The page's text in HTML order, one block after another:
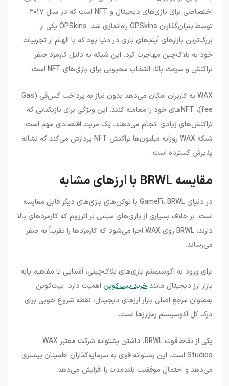
اختصاصی برای بازی‌های دیجیتال و NFT است که در سال ۲۰۱۷
توسط بنیان‌گذاران OPSkins راه‌اندازی شد. OPSkins یکی از
بزرگ‌ترین بازارهای آیتم‌های بازی در دنیا بود که با الهام از تجربیات
خود به بلاک‌چین مهاجرت کرد. این شبکه به دلیل کارمزد صفر
تراکنش و سرعت بالا، انتخاب محبوبی برای بازی‌های NFT است.
WAX به کاربران امکان می‌دهد بدون نیاز به پرداخت گس‌فی (Gas
fee)، NFT‌های خود را معامله کنند. این ویژگی برای بازیکنانی که
تراکنش‌های زیادی انجام می‌دهند، یک مزیت اقتصادی مهم است.
شبکه WAX روزانه میلیون‌ها تراکنش NFT پردازش می‌کند که نشانه
پذیرش گسترده است.
مقایسه BRWL با ارزهای مشابه
در دنیای GameFi، BRWL با توکن‌های بازی‌های دیگر قابل مقایسه
است. بر خلاف بسیاری از بازی‌های مبتنی بر اتریوم که کارمزدهای بالا
دارند، BRWL روی WAX اجرا می‌شود که کارمزدها را تقریباً به صفر
می‌رساند.
برای ورود به اکوسیستم بازی‌های بلاک‌چینی، آشنایی با مفاهیم پایه
بازار ارز دیجیتال مانندخرید بیت‌کوین اهمیت دارد. بیت‌کوین
به‌عنوان مرجع اصلی بازار ارزهای دیجیتال، نقطه شروع خوبی برای
درک کل اکوسیستم رمزارزها است.
یکی از نقاط قوت BRWL، داشتن پشتوانه شرکت معتبر WAX
Studios است. این پشتوانه قوی به سرمایه‌گذاران اطمینان بیشتری
می‌دهد و احتمال موفقیت بلندمدت را افزایش می‌دهد.